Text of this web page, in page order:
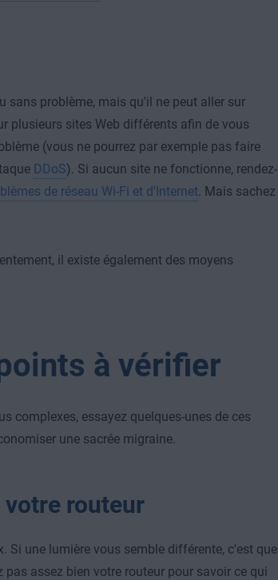
sans problème, mais qu'il ne peut aller sur
plusieurs sites Web différents afin de vous
(vous ne pourrez par exemple pas faire
DDoS). Si aucun site ne fonctionne, rendez-
de réseau Wi-Fi et d'Internet. Mais sachez
il existe également des moyens
à vérifier
complexes, essayez quelques-unes de ces
une sacrée migraine.
routeur
Si une lumière vous semble différente, c'est que
assez bien votre routeur pour savoir ce qui